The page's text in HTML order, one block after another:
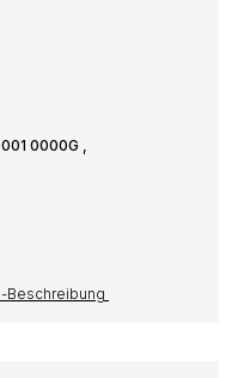
0000G ,
Beschreibung